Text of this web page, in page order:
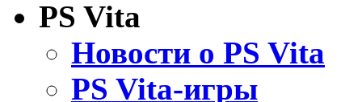
PS Vita
Новости о PS Vita
PS Vita-игры